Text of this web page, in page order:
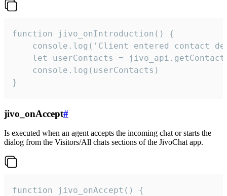
function jivo_onIntroduction() {
console.log('Client entered contact
let userContacts =
    console.log(userContacts)
}
jivo_onAccept#
Is executed when an agent accepts the incoming chat or starts the
dialog from the Visitors/All chats sections of the JivoChat app.
function jivo_onAccept() {